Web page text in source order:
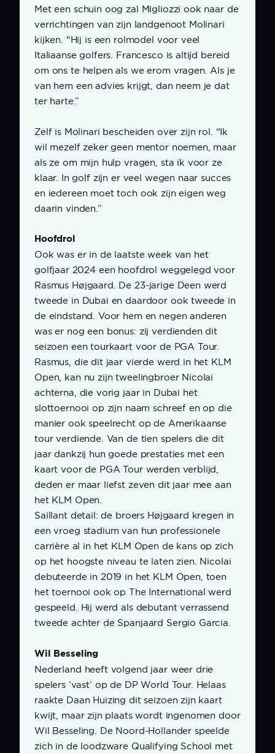
Met een schuin oog zal Migliozzi ook naar de
verrichtingen van zijn landgenoot Molinari
kijken. “Hij is een rolmodel voor veel
Italiaanse golfers. Francesco is altijd bereid
om ons te helpen als we erom vragen. Als je
van hem een advies krijgt, dan neem je dat
ter harte.”
Zelf is Molinari bescheiden over zijn rol. “Ik
wil mezelf zeker geen mentor noemen, maar
als ze om mijn hulp vragen, sta ik voor ze
klaar. In golf zijn er veel wegen naar succes
en iedereen moet toch ook zijn eigen weg
daarin vinden.”
Hoofdrol
Ook was er in de laatste week van het
golfjaar 2024 een hoofdrol weggelegd voor
Rasmus Højgaard. De 23-jarige Deen werd
tweede in Dubai en daardoor ook tweede in
de eindstand. Voor hem en negen anderen
was er nog een bonus: zij verdienden dit
seizoen een tourkaart voor de PGA Tour.
Rasmus, die dit jaar vierde werd in het KLM
Open, kan nu zijn tweelingbroer Nicolai
achterna, die vorig jaar in Dubai het
slottoernooi op zijn naam schreef en op die
manier ook speelrecht op de Amerikaanse
tour verdiende. Van de tien spelers die dit
jaar dankzij hun goede prestaties met een
kaart voor de PGA Tour werden verblijd,
deden er maar liefst zeven dit jaar mee aan
het KLM Open.
Saillant detail: de broers Højgaard kregen in
een vroeg stadium van hun professionele
carrière al in het KLM Open de kans op zich
op het hoogste niveau te laten zien. Nicolai
debuteerde in 2019 in het KLM Open, toen
het toernooi ook op The International werd
gespeeld. Hij werd als debutant verrassend
tweede achter de Spanjaard Sergio Garcia.
Wil Besseling
Nederland heeft volgend jaar weer drie
spelers ‘vast’ op de DP World Tour. Helaas
raakte Daan Huizing dit seizoen zijn kaart
kwijt, maar zijn plaats wordt ingenomen door
Wil Besseling. De Noord-Hollander speelde
zich in de loodzware Qualifying School met